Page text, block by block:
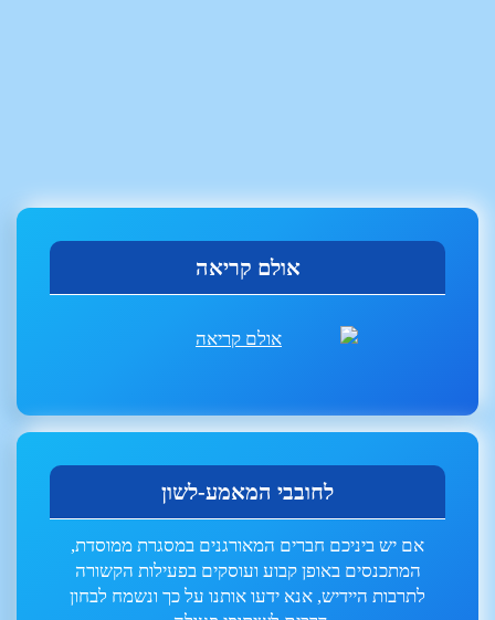
אולם קריאה
לחובבי המאמע-לשון
אם יש ביניכם חברים המאורגנים במסגרת ממוסדת,
המתכנסים באופן קבוע ועוסקים בפעילות הקשורה
לתרבות היידיש, אנא ידעו אותנו על כך ונשמח לבחון